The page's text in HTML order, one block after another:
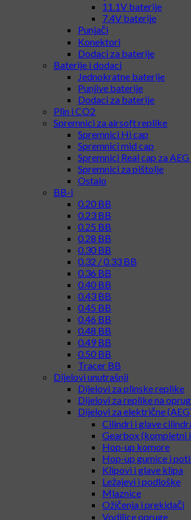
Ručne bombe, granate, mine
Airsoft dijelovi i dodaci za replike
Baterije za replike i dodaci
Baterije
11.1V baterije
7.4V baterije
Punjači
Konektori
Dodaci za baterije
Baterije i dodaci
Jednokratne baterije
Punjive baterije
Dodaci za baterije
Plin i CO2
Spremnici za airsoft replike
Spremnici Hi cap
Spremnici Real cap za AEG
Spremnici za pištolje
Ostalo
BB-i
0.20 BB
0.23 BB
0.25 BB
0.28 BB
0.30 BB
0.32 / 0.33 BB
0.36 BB
0.40 BB
0.43 BB
0.45 BB
0.46 BB
0.48 BB
0.49 BB
0.50 BB
Tracer BB
Dijelovi unutrašnji
Dijelovi za plinske replike
Dijelovi za replike na oprugu
Dijelovi za električne
Cilindri i glave cilindra
Gearbox (kompletni i
Hop-up komore
Hop-up gumice i
Klipovi i glave klipa